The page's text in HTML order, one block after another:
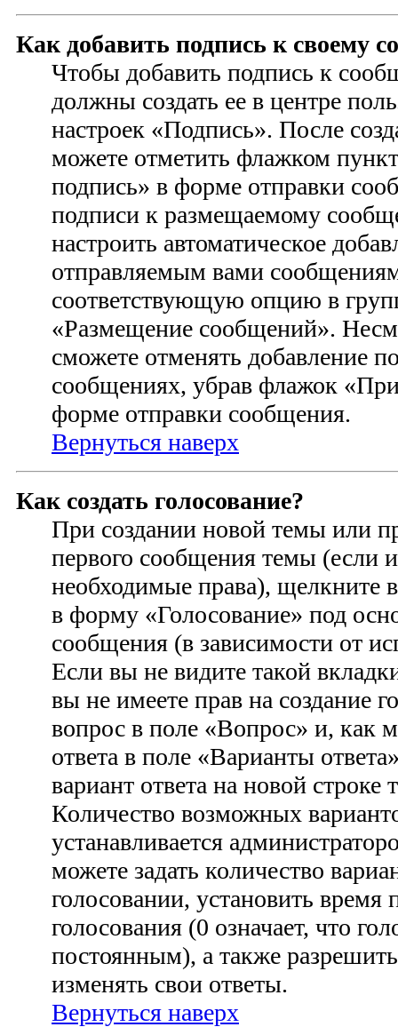
Как добавить подпись к своему
Чтобы добавить подпись к
должны создать ее в центре
настроек «Подпись». После
можете отметить флажком
подпись» в форме отправки
подписи к размещаемому
настроить автоматическое
отправляемым вами
соответствующую опцию в
«Размещение сообщений».
сможете отменять добавление
сообщениях, убрав флажок
форме отправки сообщения.
Вернуться наверх
Как создать голосование?
При создании новой темы или
первого сообщения темы (если
необходимые права), щелкните
в форму «Голосование» под
сообщения (в зависимости от
Если вы не видите такой
вы не имеете прав на создание
вопрос в поле «Вопрос» и, как
ответа в поле «Варианты
вариант ответа на новой строке
Количество возможных
устанавливается
можете задать количество
голосовании, установить время
голосования (0 означает, что
постоянным), а также
изменять свои ответы.
Вернуться наверх